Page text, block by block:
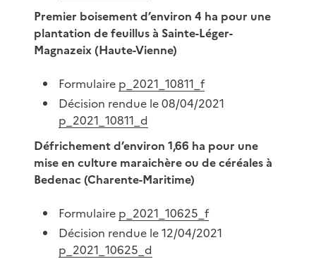
Premier boisement d’environ 4 ha pour une
plantation de feuillus à Sainte-Léger-
Magnazeix (Haute-Vienne)
Formulaire p_2021_10811_f
Décision rendue le 08/04/2021
p_2021_10811_d
Défrichement d’environ 1,66 ha pour une
mise en culture maraichère ou de céréales à
Bedenac (Charente-Maritime)
Formulaire p_2021_10625_f
Décision rendue le 12/04/2021
p_2021_10625_d